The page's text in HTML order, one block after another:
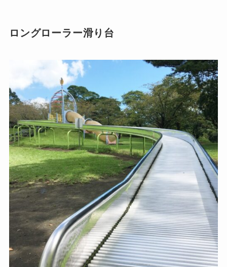
ロングローラー滑り台